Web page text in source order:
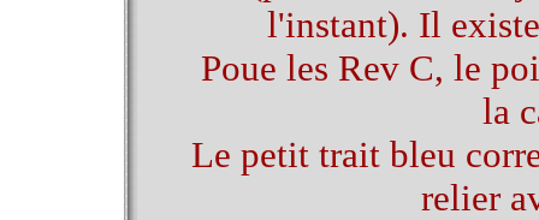
l'instant). Il
Poue les Rev C, le
la
Le petit trait bleu
relier